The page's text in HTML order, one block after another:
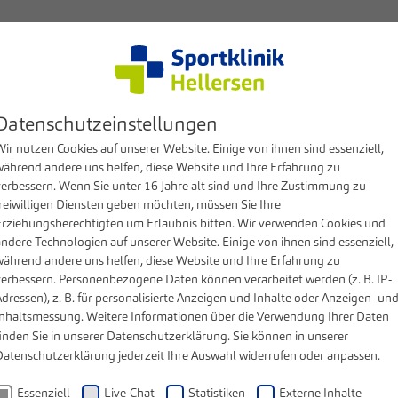
Patienten & Besucher
für Mitarbeiter
in der Sportklinik Hellersen zusammen. Sie
Katastrophe stark getroffen hat.
nutzen Cookies auf unserer Website. Einige von ihnen sind essenziell,
andere uns helfen, diese Website und Ihre Erfahrung zu
Wenn Sie unter 16 Jahre alt sind und Ihre Zustimmung zu
Diensten geben möchten, müssen Sie Ihre
um Erlaubnis bitten. Wir verwenden Cookies und
Technologien auf unserer Website. Einige von ihnen sind essenziell,
andere uns helfen, diese Website und Ihre Erfahrung zu
Personenbezogene Daten können verarbeitet werden (z. B. IP-
z. B. für personalisierte Anzeigen und Inhalte oder Anzeigen- und
Weitere Informationen über die Verwendung Ihrer Daten
Sie in unserer Datenschutzerklärung. Sie können in unserer
jederzeit Ihre Auswahl widerrufen oder anpassen.
Essenziell Live-Chat Statistiken Externe Inhalte